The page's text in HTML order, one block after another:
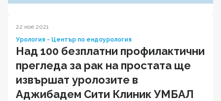
22 ное 2021
Урология - Център по ендоурология
Над 100 безплатни профилактични
прегледа за рак на простата ще
извършат уролозите в
Аджибадем Сити Клиник УМБАЛ